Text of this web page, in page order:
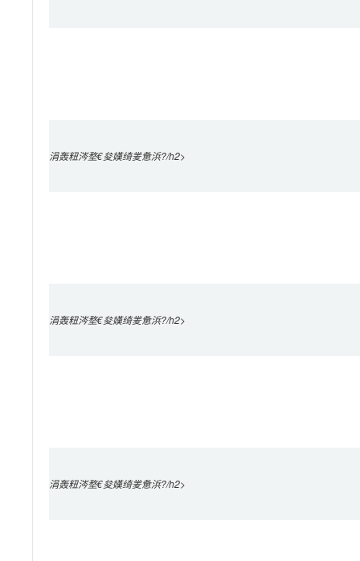
涓轰粈涔堥€夋嫨绮夎惫浜?/h2>
涓轰粈涔堥€夋嫨绮夎惫浜?/h2>
涓轰粈涔堥€夋嫨绮夎惫浜?/h2>